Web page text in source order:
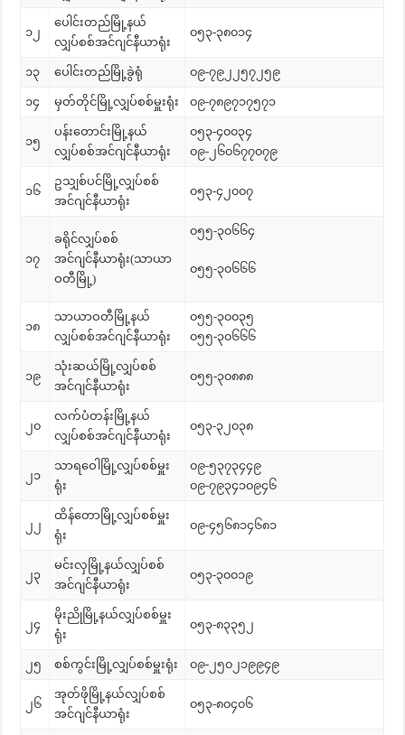
၁၂
ပေါင်းတည်မြို့နယ်
လျှပ်စစ်အင်ဂျင်နီယာရုံး
၀၅၃-၃၈၀၁၄
၁၃ ပေါင်းတည်မြို့ခွဲရုံ ၀၉-၇၉၂၂၅၇၂၅၉
၁၄ မှတ်တိုင်မြို့လျှပ်စစ်မှူးရုံး ၀၉-၇၈၉၇၁၇၅၇၁
၁၅
ပန်းတောင်းမြို့နယ်
လျှပ်စစ်အင်ဂျင်နီယာရုံး
၀၅၃-၄၀၀၃၄
၀၉-၂၆၀၆၇၇၀၇၉
၁၆
ဥသျှစ်ပင်မြို့လျှပ်စစ်
အင်ဂျင်နီယာရုံး
၀၅၃-၄၂၀၀၇
၁၇
ခရိုင်လျှပ်စစ်
အင်ဂျင်နီယာရုံး(သာယာ
ဝတီမြို့)
၀၅၅-၃၀၆၆၄
၀၅၅-၃၀၆၆၆
၁၈
သာယာဝတီမြို့နယ်
လျှပ်စစ်အင်ဂျင်နီယာရုံး
၀၅၅-၃၀၀၃၅
၀၅၅-၃၀၆၆၆
၁၉
သုံးဆယ်မြို့လျှပ်စစ်
အင်ဂျင်နီယာရုံး
၀၅၅-၃၀၈၈၈
၂၀
လက်ပံတန်းမြို့နယ်
လျှပ်စစ်အင်ဂျင်နီယာရုံး
၀၅၃-၃၂၀၃၈
၂၁
သာရဝေါမြို့လျှပ်စစ်မှူး
ရုံး
၀၉-၅၃၇၃၄၄၉
၀၉-၇၉၃၄၁၀၉၄၆
၂၂
ထိန်တောမြို့လျှပ်စစ်မှူး
ရုံး
၀၉-၄၅၆၈၁၄၆၈၁
၂၃
မင်းလှမြို့နယ်လျှပ်စစ်
အင်ဂျင်နီယာရုံး
၀၅၃-၃၀၀၁၉
၂၄
မိုးညိုမြို့နယ်လျှပ်စစ်မှူး
ရုံး
၀၅၃-၈၃၃၅၂
၂၅ စစ်ကွင်းမြို့လျှပ်စစ်မှူးရုံး ၀၉-၂၅၀၂၁၉၉၄၉
၂၆
အုတ်ဖိုမြို့နယ်လျှပ်စစ်
အင်ဂျင်နီယာရုံး
၀၅၃-၈၀၄၀၆